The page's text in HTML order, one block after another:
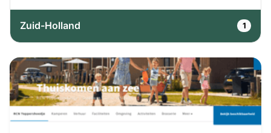
Zuid-Holland 1